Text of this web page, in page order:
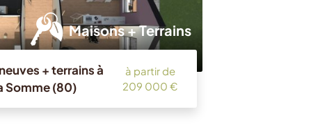
Maisons + Terrains
+ terrains à
Somme (80)
à partir de
209 000 €